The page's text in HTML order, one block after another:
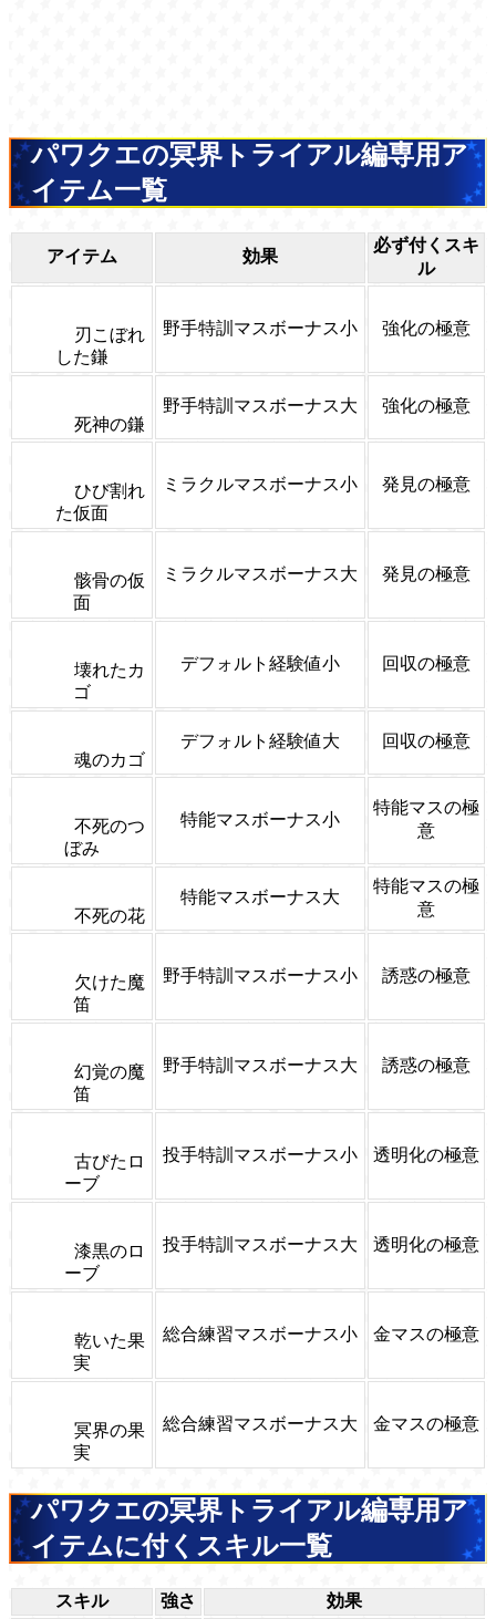
パワクエの冥界トライアル編専用ア
イテム一覧
アイテム 効果
必ず付くスキ
ル
刃こぼれ
した鎌
野手特訓マスボーナス小 強化の極意
死神の鎌
野手特訓マスボーナス大 強化の極意
ひび割れ
た仮面
ミラクルマスボーナス小 発見の極意
骸骨の仮
面
ミラクルマスボーナス大 発見の極意
壊れたカ
ゴ
デフォルト経験値小 回収の極意
魂のカゴ
デフォルト経験値大 回収の極意
不死のつ
ぼみ
特能マスボーナス小
特能マスの極
意
不死の花
特能マスボーナス大
特能マスの極
意
欠けた魔
笛
野手特訓マスボーナス小 誘惑の極意
幻覚の魔
笛
野手特訓マスボーナス大 誘惑の極意
古びたロ
ーブ
投手特訓マスボーナス小 透明化の極意
漆黒のロ
ーブ
投手特訓マスボーナス大 透明化の極意
乾いた果
実
総合練習マスボーナス小 金マスの極意
冥界の果
実
総合練習マスボーナス大 金マスの極意
パワクエの冥界トライアル編専用ア
イテムに付くスキル一覧
スキル 強さ 効果